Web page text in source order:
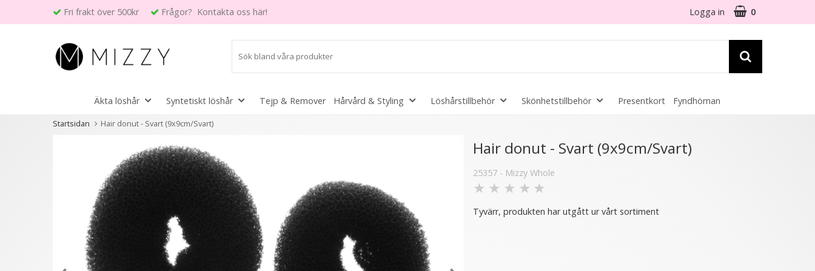
Fri frakt över 500kr Frågor? Kontakta oss här! Logga in 0
Äkta löshår Syntetiskt löshår Tejp & Remover Hårvård & Styling Löshårstillbehör Skönhetstillbehör Presentkort Fyndhörnan
Startsidan Hair donut - Svart (9x9cm/Svart)
Andra kunder köpte även
6 varianter 3 varianter
- 46% 2 varianter 6 varianter
Hair donut - Svart (9x9cm/Svart)
25357 - Mizzy Whole
★ ★ ★ ★ ★
Tyvärr, produkten har utgått ur vårt sortiment